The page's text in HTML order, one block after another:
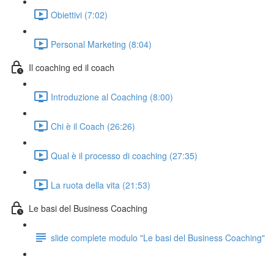
Obiettivi (7:02)
Personal Marketing (8:04)
Il coaching ed il coach
Introduzione al Coaching (8:00)
Chi è il Coach (26:26)
Qual è il processo di coaching (27:35)
La ruota della vita (21:53)
Le basi del Business Coaching
slide complete modulo "Le basi del Business Coaching"